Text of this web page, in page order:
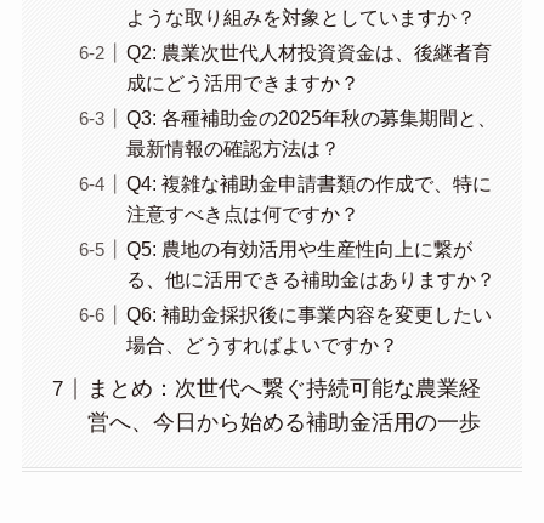
ような取り組みを対象としていますか？
Q2: 農業次世代人材投資資金は、後継者育
成にどう活用できますか？
Q3: 各種補助金の2025年秋の募集期間と、
最新情報の確認方法は？
Q4: 複雑な補助金申請書類の作成で、特に
注意すべき点は何ですか？
Q5: 農地の有効活用や生産性向上に繋が
る、他に活用できる補助金はありますか？
Q6: 補助金採択後に事業内容を変更したい
場合、どうすればよいですか？
まとめ：次世代へ繋ぐ持続可能な農業経
営へ、今日から始める補助金活用の一歩